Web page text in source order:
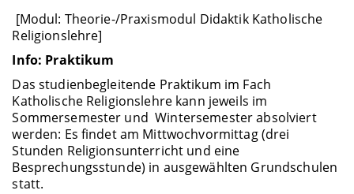
[Modul: Theorie-/Praxismodul Didaktik Katholische
Religionslehre]
Info: Praktikum
Das studienbegleitende Praktikum im Fach
Katholische Religionslehre kann jeweils im
Sommersemester und Wintersemester absolviert
werden: Es findet am Mittwochvormittag (drei
Stunden Religionsunterricht und eine
Besprechungsstunde) in ausgewählten Grundschulen
statt.